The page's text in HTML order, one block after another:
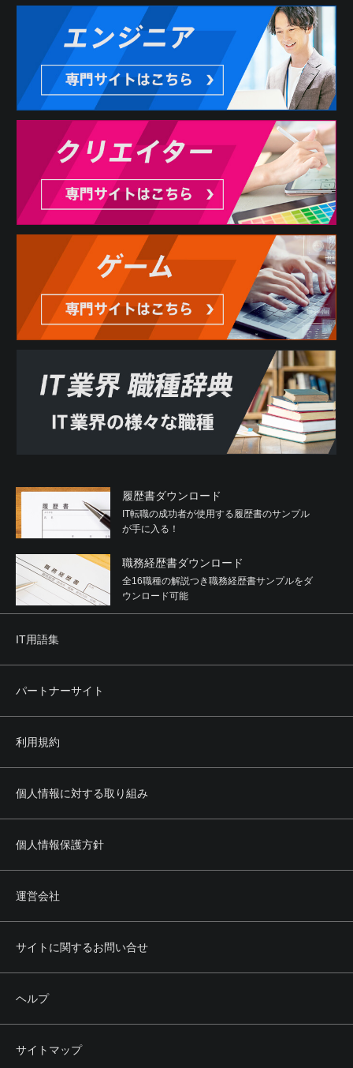
履歴書ダウンロード
IT転職の成功者が使用する履歴書のサンプル
が手に入る！
職務経歴書ダウンロード
全16職種の解説つき職務経歴書サンプルをダ
ウンロード可能
IT用語集
パートナーサイト
利用規約
個人情報に対する取り組み
個人情報保護方針
運営会社
サイトに関するお問い合せ
ヘルプ
サイトマップ